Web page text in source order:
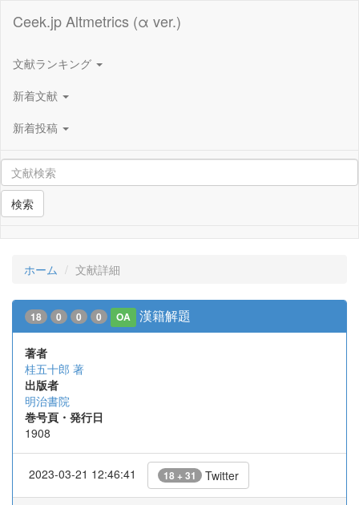
Ceek.jp Altmetrics (α ver.)
文献ランキング
新着文献
新着投稿
検索
ホーム 文献詳細
18 0 0 0 OA 漢籍解題
著者
桂五十郎 著
出版者
明治書院
巻号頁・発行日
1908
2023-03-21 12:46:41 18 + 31 Twitter